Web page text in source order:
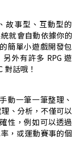
故事型、互動型的
就會自動依據你的
簡單小遊戲開發包
外有許多 RPG 遊
話哦！
動一筆一筆整理、
、分析，不僅可以
性，例如可以透過
，或運動賽事的個